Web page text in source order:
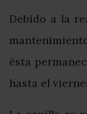
Debido a la
ésta
hasta el